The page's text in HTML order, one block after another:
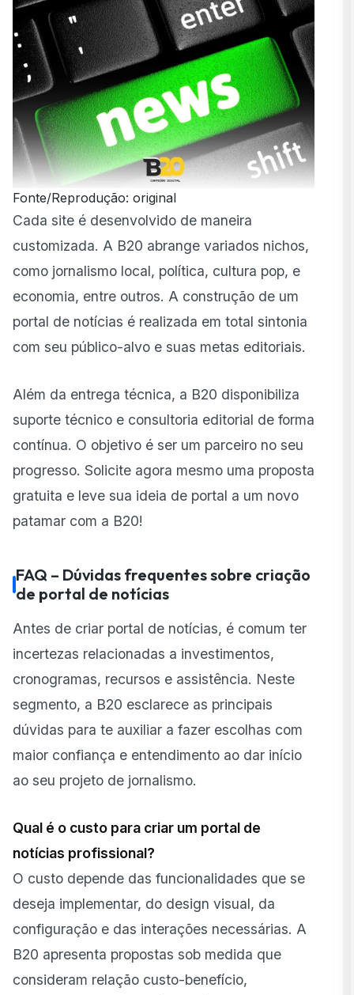
Fonte/Reprodução: original
Cada site é desenvolvido de maneira
customizada. A B20 abrange variados nichos,
como jornalismo local, política, cultura pop, e
economia, entre outros. A construção de um
portal de notícias é realizada em total sintonia
com seu público-alvo e suas metas editoriais.
Além da entrega técnica, a B20 disponibiliza
suporte técnico e consultoria editorial de forma
contínua. O objetivo é ser um parceiro no seu
progresso. Solicite agora mesmo uma proposta
gratuita e leve sua ideia de portal a um novo
patamar com a B20!
FAQ – Dúvidas frequentes sobre criação
de portal de notícias
Antes de criar portal de notícias, é comum ter
incertezas relacionadas a investimentos,
cronogramas, recursos e assistência. Neste
segmento, a B20 esclarece as principais
dúvidas para te auxiliar a fazer escolhas com
maior confiança e entendimento ao dar início
ao seu projeto de jornalismo.
Qual é o custo para criar um portal de
notícias profissional?
O custo depende das funcionalidades que se
deseja implementar, do design visual, da
configuração e das interações necessárias. A
B20 apresenta propostas sob medida que
consideram relação custo-benefício,